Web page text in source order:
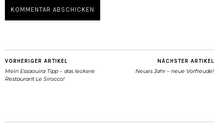
VORHERIGER ARTIKEL
Mein Essaouira Tipp – das leckere
Restaurant Le Sirocco!
NÄCHSTER ARTIKEL
Neues Jahr – neue Vorfreude!